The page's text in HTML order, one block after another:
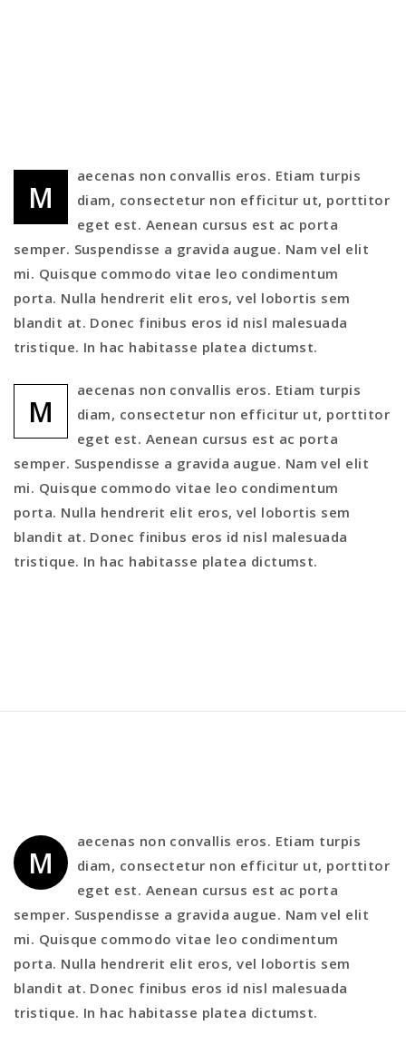
M
aecenas non convallis eros. Etiam turpis
diam, consectetur non efficitur ut, porttitor
eget est. Aenean cursus est ac porta
semper. Suspendisse a gravida augue. Nam vel elit
mi. Quisque commodo vitae leo condimentum
porta. Nulla hendrerit elit eros, vel lobortis sem
blandit at. Donec finibus eros id nisl malesuada
tristique. In hac habitasse platea dictumst.
M
aecenas non convallis eros. Etiam turpis
diam, consectetur non efficitur ut, porttitor
eget est. Aenean cursus est ac porta
semper. Suspendisse a gravida augue. Nam vel elit
mi. Quisque commodo vitae leo condimentum
porta. Nulla hendrerit elit eros, vel lobortis sem
blandit at. Donec finibus eros id nisl malesuada
tristique. In hac habitasse platea dictumst.
M
aecenas non convallis eros. Etiam turpis
diam, consectetur non efficitur ut, porttitor
eget est. Aenean cursus est ac porta
semper. Suspendisse a gravida augue. Nam vel elit
mi. Quisque commodo vitae leo condimentum
porta. Nulla hendrerit elit eros, vel lobortis sem
blandit at. Donec finibus eros id nisl malesuada
tristique. In hac habitasse platea dictumst.